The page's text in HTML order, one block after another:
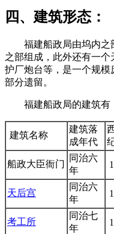
四、建筑形态：
福建船政局由坞内之
之部组成，此外还有一
护厂炮台等，是一个规
部分遗留。
福建船政局的建筑有
建筑名称
建筑落
成年代
船政大臣衙门
同治六
年
天后宫
同治六
年
考工所
同治七
年